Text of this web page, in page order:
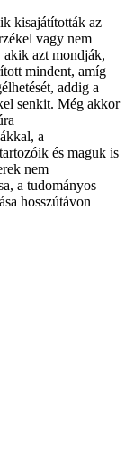
kisajátították az
vagy nem
azt mondják,
mindent, amíg
addig a
senkit. Még akkor
a
és maguk is
nem
a tudományos
hosszútávon